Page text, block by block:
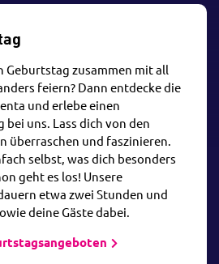
Geburtstag zusammen mit all
feiern? Dann entdecke die
und erlebe einen
bei uns. Lass dich von den
überraschen und faszinieren.
selbst, was dich besonders
geht es los! Unsere
etwa zwei Stunden und
deine Gäste dabei.